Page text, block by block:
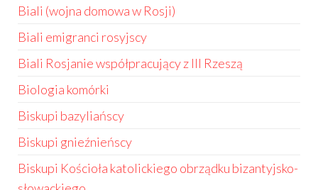
Biali (wojna domowa w Rosji)
Biali emigranci rosyjscy
Biali Rosjanie współpracujący z III Rzeszą
Biologia komórki
Biskupi bazyliańscy
Biskupi gnieźnieńscy
Biskupi Kościoła katolickiego obrządku bizantyjsko-